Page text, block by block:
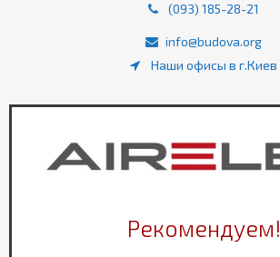
(093) 185-28-21
info@budova.org
Наши офисы в г.Киев
Рекомендуем!